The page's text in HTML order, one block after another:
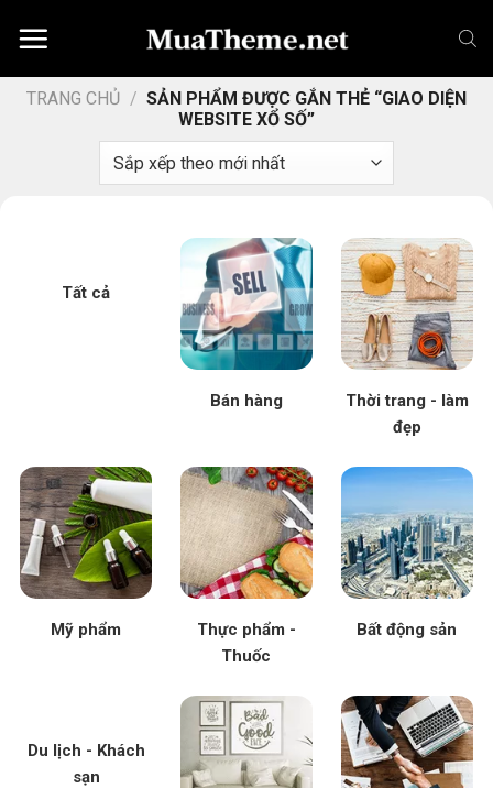
đến
dungTRANG CHỦ / SẢN PHẨM ĐƯỢC GẮN THẺ “GIAO DIỆN
WEBSITE XỔ SỐ”
Tất cả
Bán hàng
Thời trang - làm
đẹp
Mỹ phẩm
Thực phẩm -
Thuốc
Bất động sản
Du lịch - Khách
sạn